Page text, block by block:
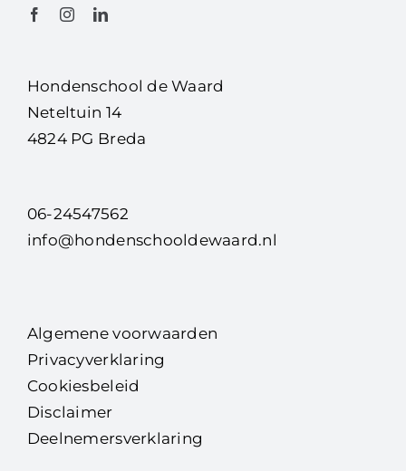
Hondenschool de Waard
Neteltuin 14
4824 PG Breda
06-24547562
info@hondenschooldewaard.nl
Algemene voorwaarden
Privacyverklaring
Cookiesbeleid
Disclaimer
Deelnemersverklaring